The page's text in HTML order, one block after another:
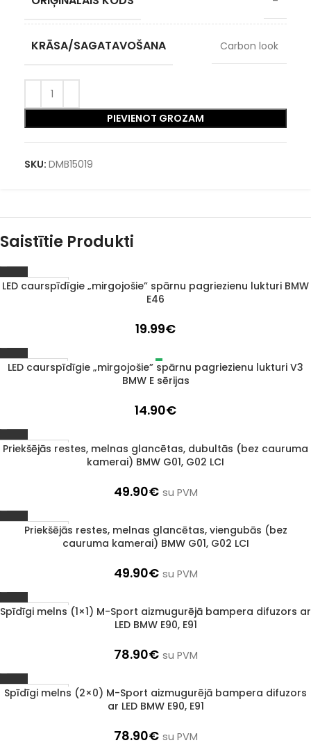
KRĀSA/SAGATAVOŠANA Carbon look
PIEVIENOT GROZAM
SKU: DMB15019
Saistītie Produkti
1–3 D. D.
LED caurspīdīgie „mirgojošie” spārnu pagriezienu lukturi BMW
E46
19.99€
IZPĀRDOTS
LED caurspīdīgie „mirgojošie” spārnu pagriezienu lukturi V3
BMW E sērijas
14.90€
1–3 D. D.
Priekšējās restes, melnas glancētas, dubultās (bez cauruma
kamerai) BMW G01, G02 LCI
49.90€ su PVM
1–3 D. D.
Priekšējās restes, melnas glancētas, viengubās (bez
cauruma kamerai) BMW G01, G02 LCI
49.90€ su PVM
1–3 D. D.
Spīdīgi melns (1×1) M-Sport aizmugurējā bampera difuzors ar
LED BMW E90, E91
78.90€ su PVM
1–3 D. D.
Spīdīgi melns (2×0) M-Sport aizmugurējā bampera difuzors
ar LED BMW E90, E91
78.90€ su PVM